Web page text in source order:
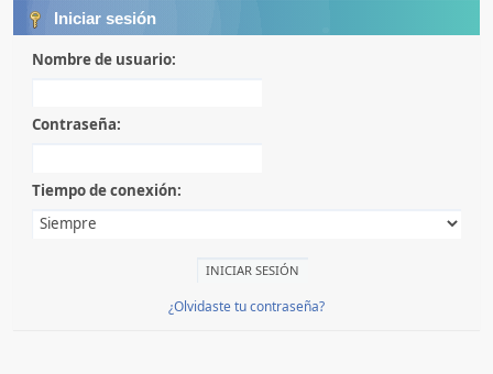
Iniciar sesión
Nombre de usuario:
Contraseña:
Tiempo de conexión:
¿Olvidaste tu contraseña?